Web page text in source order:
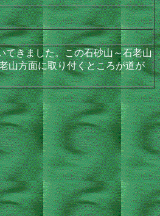
きました。この石砂山～石老山
山方面に取り付くところが道が